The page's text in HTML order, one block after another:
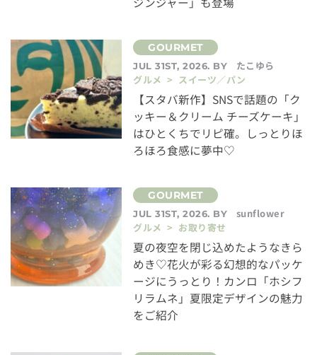
JUL 31ST, 2026. BY
たこゆら
グルメ > スイーツ／パン
【スタバ新作】SNSで話題の「ク
ッキー＆クリーム チーズケーキ」
はひとくちでリピ確。しっとりほ
ろほろ食感に夢中♡
JUL 31ST, 2026. BY
sunflower
グルメ > お取り寄せ
夏の夜空を閉じ込めたようなきら
めき♡花火が彩る幻想的なパッケ
ージにうっとり！カンロ「ホシフ
リラムネ」夏限定デザインの魅力
をご紹介